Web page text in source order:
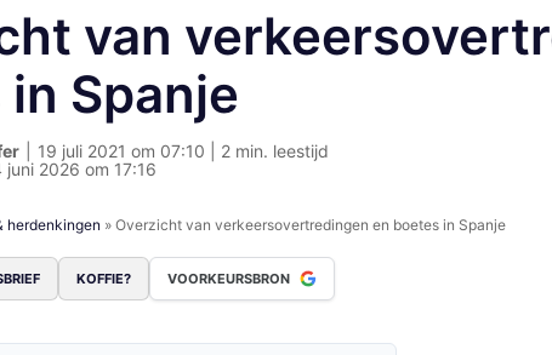
van
Spanje
19 juli 2021 om 07:10 | 2 min. leestijd
juni 2026 om 17:16
herdenkingen » Overzicht van verkeersovertredingen en boetes in Spanje
KOFFIE? VOORKEURSBRON